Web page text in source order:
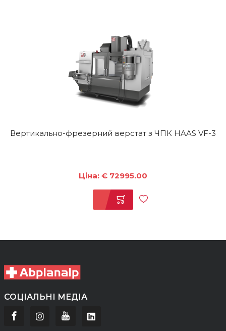
Вертикально-фрезерний верстат з ЧПК HAAS VF-3
Ціна: € 72995.00
СОЦІАЛЬНІ МЕДІА